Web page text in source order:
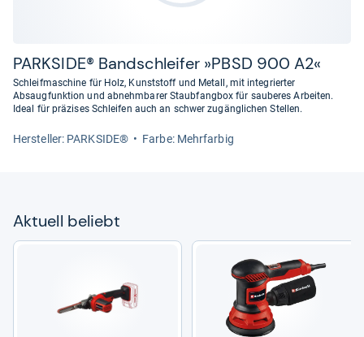
lassen
PARK­SIDE® Band­schlei­fer »PBSD 900 A2«
Schleifmaschine für Holz, Kunststoff und Metall, mit integrierter
Absaugfunktion und abnehmbarer Staubfangbox für sauberes Arbeiten.
Ideal für präzises Schleifen auch an schwer zugänglichen Stellen.
Her­stel­ler: PARKSIDE® Farbe: Mehrfarbig
Aktu­ell beliebt